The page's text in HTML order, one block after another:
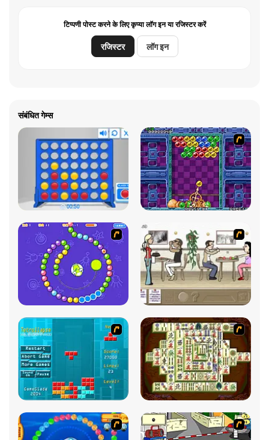
टिप्पणी पोस्ट करने के लिए कृप्या लॉग इन या रजिस्टर करें
रजिस्टर लॉग इन
संबंधित गेम्स